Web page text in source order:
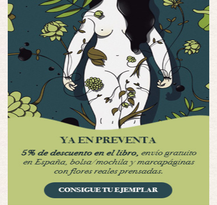
Possession
Por: Luar
Se llama la posesión en castellano, está …
Obsession
Una película normalita, nada del otro mun …
Obsession
Por: Chica Stark
Al principio por el hype que la dieron iba …
Por: Mountain
Llevo toda una vida para verla y nunca lo …
Posesión Infernal: En Llamas